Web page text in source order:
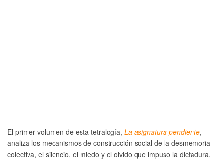
–
El primer volumen de esta tetralogía, La asignatura pendiente,
analiza los mecanismos de construcción social de la desmemoria
colectiva, el silencio, el miedo y el olvido que impuso la dictadura,